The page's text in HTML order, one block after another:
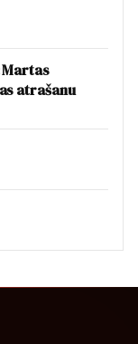
Martas
atrašanu